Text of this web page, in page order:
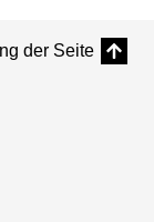
der Seite